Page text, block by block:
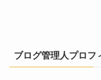
ブログ管理人プロフ